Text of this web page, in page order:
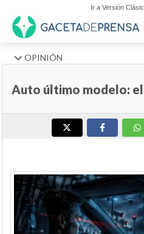
Ir a Versión
OPINIÓN
Auto último modelo: